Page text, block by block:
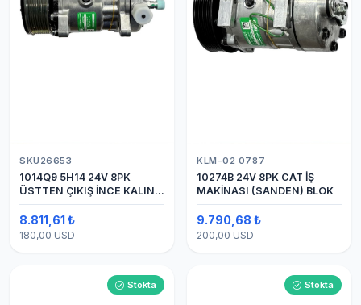
SKU26653
1014Q9 5H14 24V 8PK
ÜSTTEN ÇIKIŞ İNCE KALIN
(SANDEN) KLİMA
KOMPRESÖRÜ KOMPRESÖR
8.811,61 ₺
180,00 USD
KLM-02 0787
10274B 24V 8PK CAT İŞ
MAKİNASI (SANDEN) BLOK
9.790,68 ₺
200,00 USD
Stokta Stokta